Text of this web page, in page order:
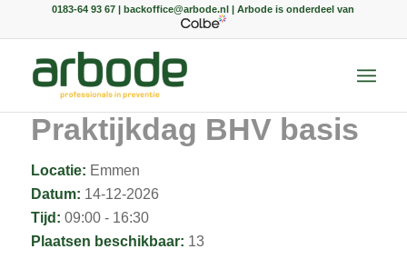
0183-64 93 67 | backoffice@arbode.nl | Arbode is onderdeel van
Praktijkdag BHV basis
Locatie: Emmen
Datum: 14-12-2026
Tijd: 09:00 - 16:30
Plaatsen beschikbaar: 13